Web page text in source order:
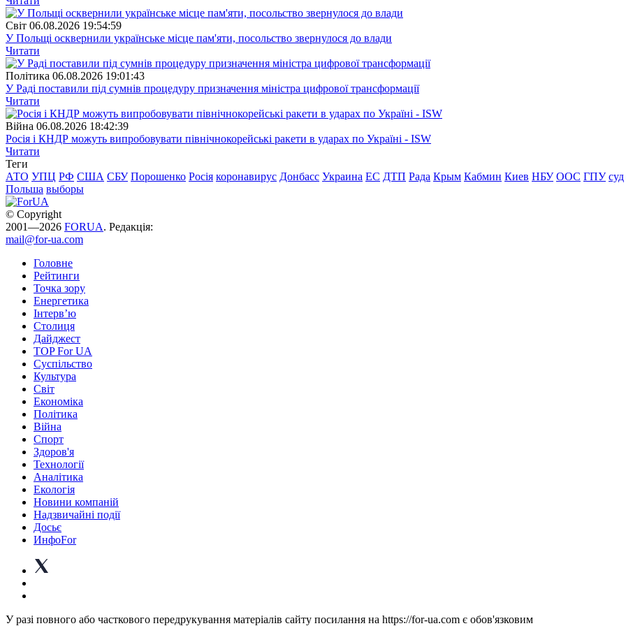
Свiт 06.08.2026 19:54:59
У Польщі осквернили українське місце пам'яти, посольство звернулося до влади
Читати
Полiтика 06.08.2026 19:01:43
У Раді поставили під сумнів процедуру призначення міністра цифрової трансформації
Читати
Війна 06.08.2026 18:42:39
Росія і КНДР можуть випробовувати північнокорейські ракети в ударах по Україні - ISW
Читати
Теги
АТО УПЦ РФ США СБУ Порошенко Росія коронавирус Донбасс Украина ЕС ДТП Рада Крым Кабмин Киев НБУ ООС ГПУ суд
Польша выборы
© Copyright
2001—2026 FORUA. Редакція:
mail@for-ua.com
Головне
Рейтинги
Точка зору
Енергетика
Інтерв’ю
Столиця
Дайджест
TOP For UA
Суспiльство
Культура
Світ
Економіка
Політика
Війна
Спорт
Здоров'я
Технології
Аналітика
Екологія
Новини компаній
Надзвичайні події
Досьє
ИнфоFor
У разі повного або часткового передрукування матеріалів сайту посилання на https://for-ua.com є обов'язковим